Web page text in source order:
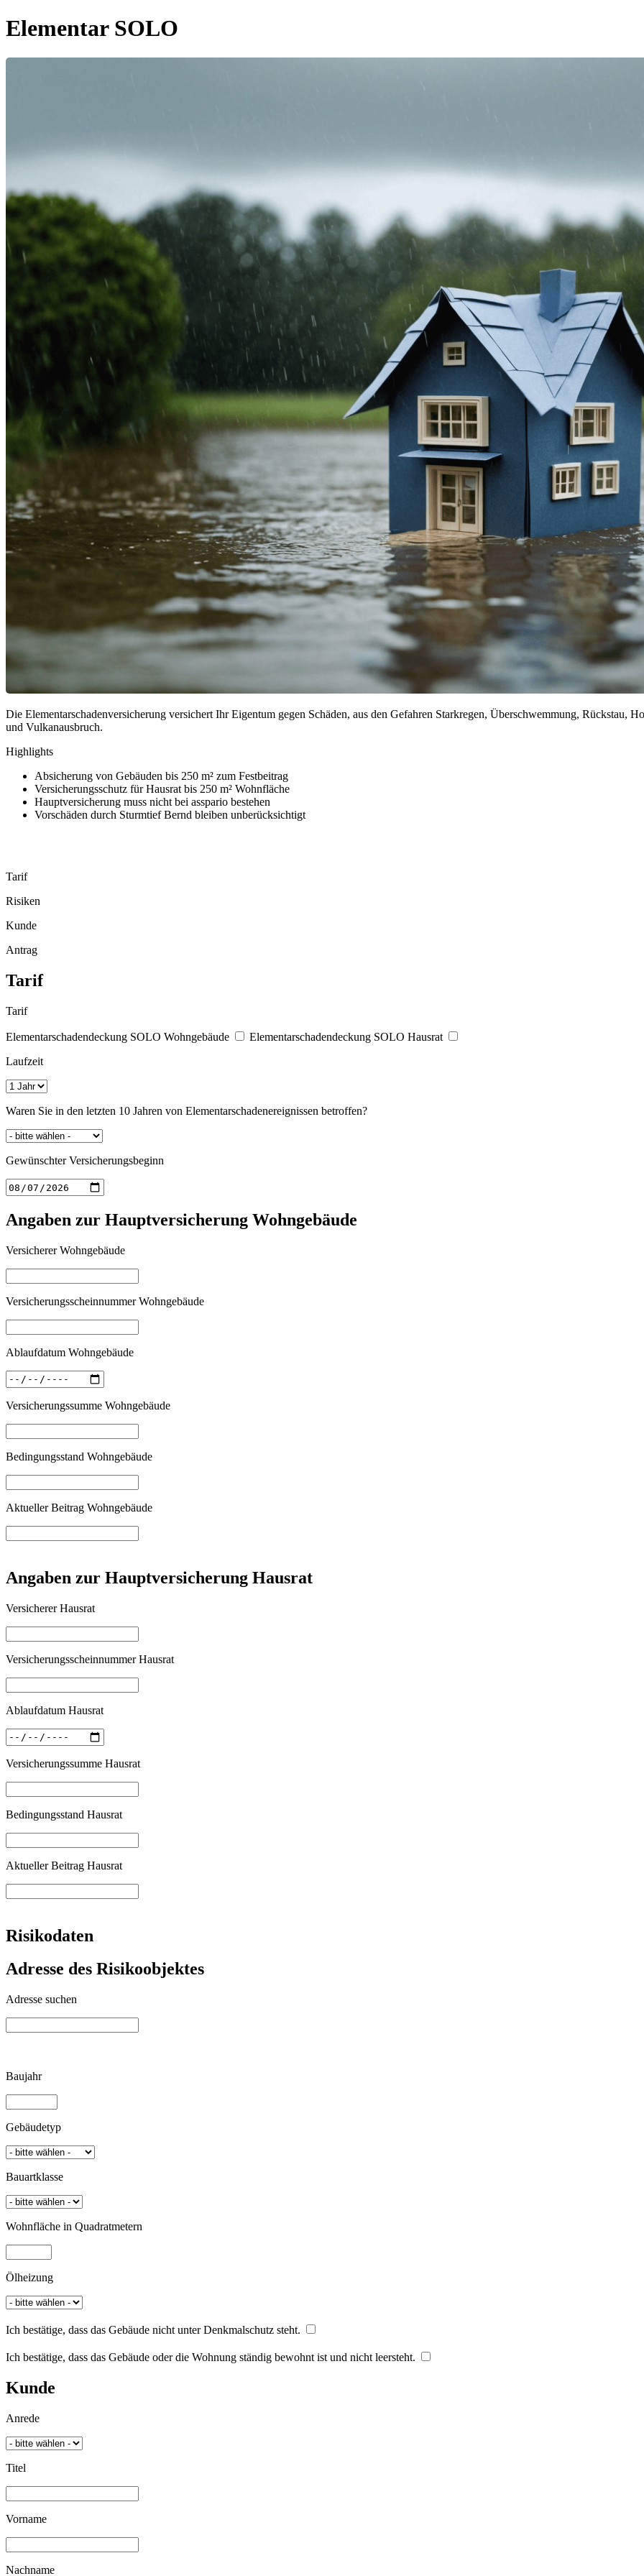
Elementar SOLO
Die Elementarschadenversicherung versichert Ihr Eigentum gegen Schäden, aus den Gefahren Starkregen, Überschwemmung, Rückstau,
und Vulkanausbruch.
Highlights
Absicherung von Gebäuden bis 250 m² zum Festbeitrag
Versicherungsschutz für Hausrat bis 250 m² Wohnfläche
Hauptversicherung muss nicht bei asspario bestehen
Vorschäden durch Sturmtief Bernd bleiben unberücksichtigt
Tarif
Risiken
Kunde
Antrag
Tarif
Tarif
Elementarschadendeckung SOLO Wohngebäude
Elementarschadendeckung SOLO Hausrat
Laufzeit
Waren Sie in den letzten 10 Jahren von Elementarschadenereignissen betroffen?
Gewünschter Versicherungsbeginn
Angaben zur Hauptversicherung Wohngebäude
Versicherer Wohngebäude
Versicherungsscheinnummer Wohngebäude
Ablaufdatum Wohngebäude
Versicherungssumme Wohngebäude
Bedingungsstand Wohngebäude
Aktueller Beitrag Wohngebäude
Angaben zur Hauptversicherung Hausrat
Versicherer Hausrat
Versicherungsscheinnummer Hausrat
Ablaufdatum Hausrat
Versicherungssumme Hausrat
Bedingungsstand Hausrat
Aktueller Beitrag Hausrat
Risikodaten
Adresse des Risikoobjektes
Adresse suchen
Baujahr
Gebäudetyp
Bauartklasse
Wohnfläche in Quadratmetern
Ölheizung
Ich bestätige, dass das Gebäude nicht unter Denkmalschutz steht.
Ich bestätige, dass das Gebäude oder die Wohnung ständig bewohnt ist und nicht leersteht.
Kunde
Anrede
Titel
Vorname
Nachname